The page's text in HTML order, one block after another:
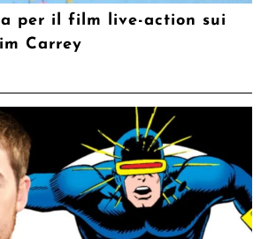
per il film live-action sui
Carrey